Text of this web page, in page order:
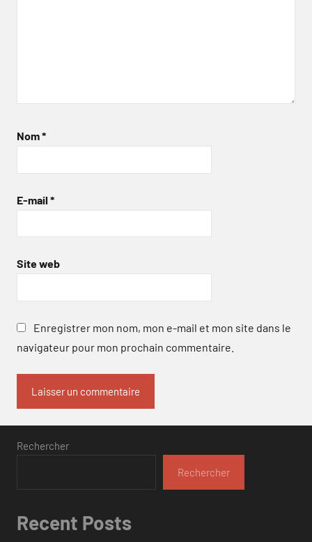
Nom*
E-mail *
Site web
Enregistrer mon nom, mon e-mail et mon site dans le
navigateur pour mon prochain commentaire.
Rechercher
Rechercher
Recent Posts